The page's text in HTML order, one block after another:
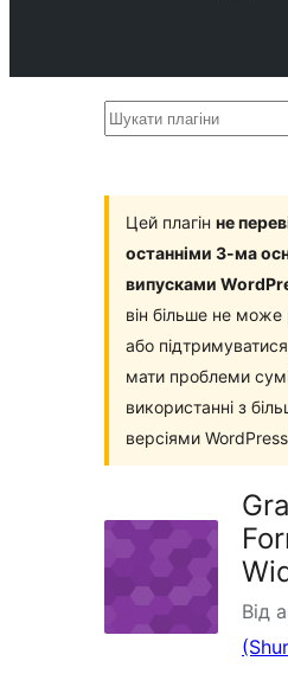
Шукати
Цей плагін не
останніми 3-ма
випусками
він більше не може
або
мати проблеми
використанні з
версіями
Від